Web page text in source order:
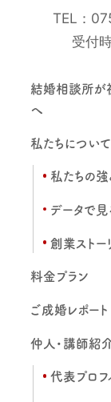
TEL：
受付
結婚相談所が
へ
私たちについて
私たちの
データで見
創業ストー
料金プラン
ご成婚レポート
仲人・講師紹
代表プロフ